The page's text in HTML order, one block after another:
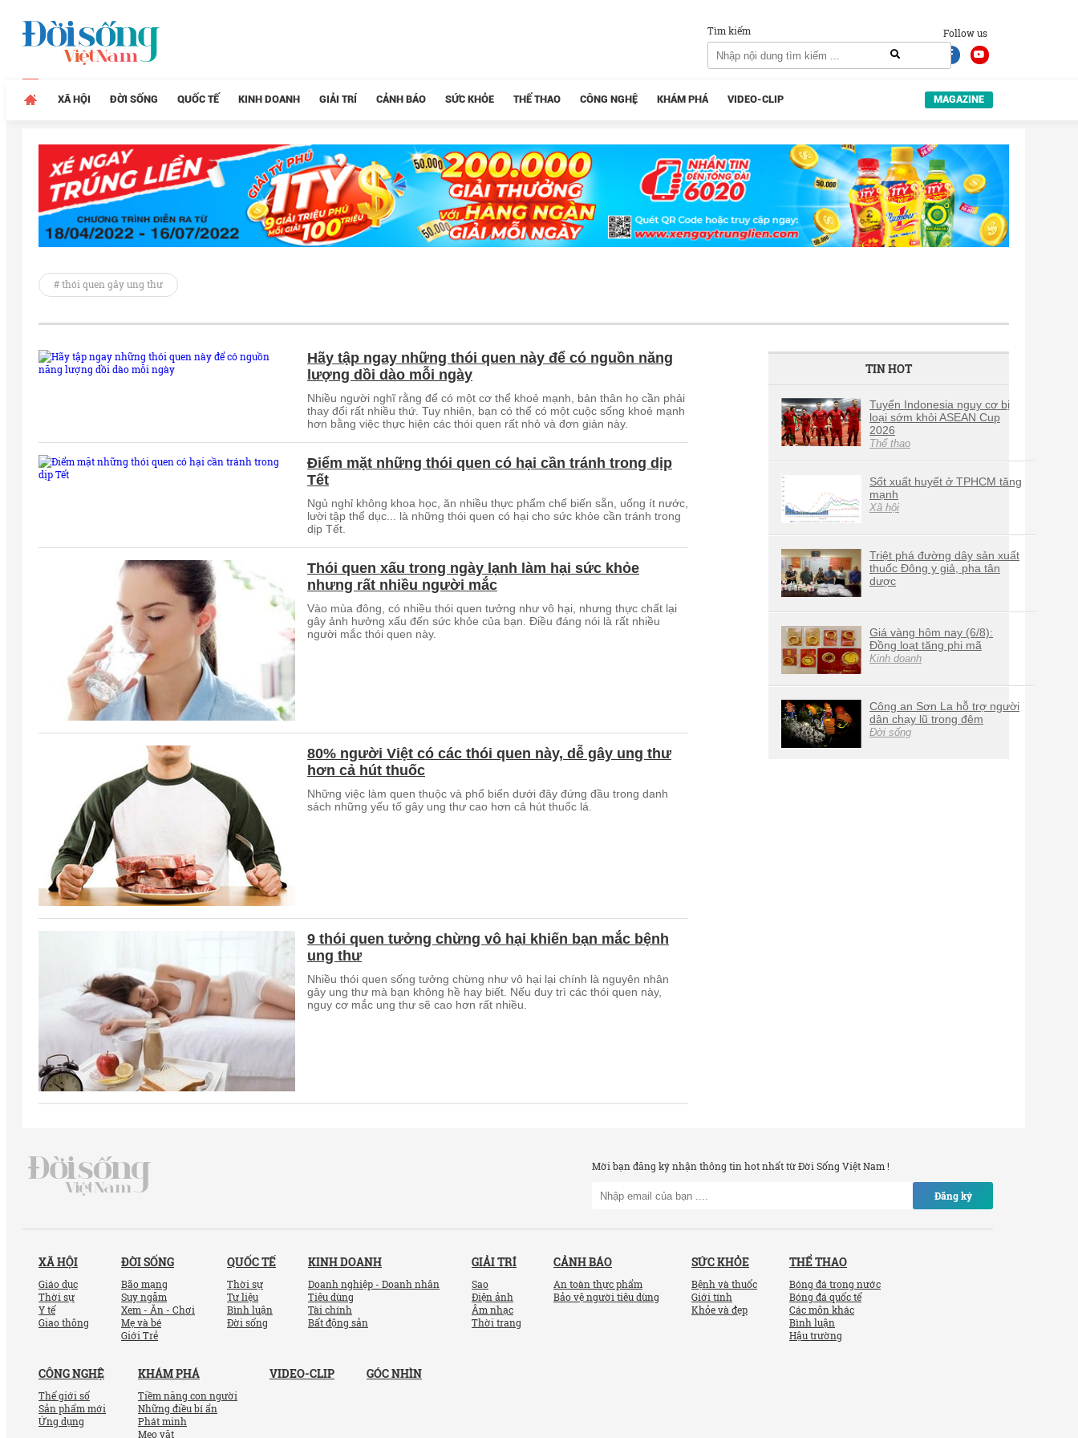
Follow us
Tìm kiếm
XÃ HỘI ĐỜI SỐNG QUỐC TẾ KINH DOANH GIẢI TRÍ CẢNH BÁO SỨC KHỎE THỂ THAO CÔNG NGHỆ KHÁM PHÁ VIDEO-CLIP MAGAZINE
# thói quen gây ung thư
Hãy tập ngay những thói quen này để có nguồn năng
lượng dồi dào mỗi ngày
Nhiều người nghĩ rằng để có một cơ thể khoẻ mạnh, bản thân họ cần phải
thay đổi rất nhiều thứ. Tuy nhiên, bạn có thể có một cuộc sống khoẻ mạnh
hơn bằng việc thực hiện các thói quen rất nhỏ và đơn giản này.
Điểm mặt những thói quen có hại cần tránh trong dịp
Tết
Ngủ nghỉ không khoa học, ăn nhiều thực phẩm chế biến sẵn, uống ít nước,
lười tập thể dục... là những thói quen có hại cho sức khỏe cần tránh trong
dịp Tết.
Thói quen xấu trong ngày lạnh làm hại sức khỏe
nhưng rất nhiều người mắc
Vào mùa đông, có nhiều thói quen tưởng như vô hại, nhưng thực chất lại
gây ảnh hưởng xấu đến sức khỏe của bạn. Điều đáng nói là rất nhiều
người mắc thói quen này.
80% người Việt có các thói quen này, dễ gây ung thư
hơn cả hút thuốc
Những việc làm quen thuộc và phổ biến dưới đây đứng đầu trong danh
sách những yếu tố gây ung thư cao hơn cả hút thuốc lá.
9 thói quen tưởng chừng vô hại khiến bạn mắc bệnh
ung thư
Nhiều thói quen sống tưởng chừng như vô hại lại chính là nguyên nhân
gây ung thư mà bạn không hề hay biết. Nếu duy trì các thói quen này,
nguy cơ mắc ung thư sẽ cao hơn rất nhiều.
TIN HOT
Tuyển Indonesia nguy cơ bị
loại sớm khỏi ASEAN Cup
2026
Thể thao
Sốt xuất huyết ở TPHCM tăng
mạnh
Xã hội
Triệt phá đường dây sản xuất
thuốc Đông y giả, pha tân
dược
Giá vàng hôm nay (6/8):
Đồng loạt tăng phi mã
Kinh doanh
Công an Sơn La hỗ trợ người
dân chạy lũ trong đêm
Đời sống
Mời bạn đăng ký nhận thông tin hot nhất từ Đời Sống Việt Nam !
Đăng ký
XÃ HỘI
Giáo dục
Thời sự
Y tế
Giao thông
ĐỜI SỐNG
Bão mạng
Suy ngẫm
Xem - Ăn - Chơi
Mẹ và bé
Giới Trẻ
QUỐC TẾ
Thời sự
Tư liệu
Bình luận
Đời sống
KINH DOANH
Doanh nghiệp - Doanh nhân
Tiêu dùng
Tài chính
Bất động sản
GIẢI TRÍ
Sao
Điện ảnh
Âm nhạc
Thời trang
CẢNH BÁO
An toàn thực phẩm
Bảo vệ người tiêu dùng
SỨC KHỎE
Bệnh và thuốc
Giới tính
Khỏe và đẹp
THỂ THAO
Bóng đá trong nước
Bóng đá quốc tế
Các môn khác
Bình luận
Hậu trường
CÔNG NGHỆ
Thế giới số
Sản phẩm mới
Ứng dụng
KHÁM PHÁ
Tiềm năng con người
Những điều bí ẩn
Phát minh
Mẹo vặt
VIDEO-CLIP GÓC NHÌN